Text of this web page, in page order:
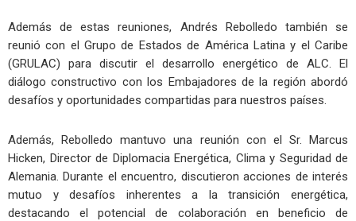
Además de estas reuniones, Andrés Rebolledo también se
reunió con el Grupo de Estados de América Latina y el Caribe
(GRULAC) para discutir el desarrollo energético de ALC. El
diálogo constructivo con los Embajadores de la región abordó
desafíos y oportunidades compartidas para nuestros países.
Además, Rebolledo mantuvo una reunión con el Sr. Marcus
Hicken, Director de Diplomacia Energética, Clima y Seguridad de
Alemania. Durante el encuentro, discutieron acciones de interés
mutuo y desafíos inherentes a la transición energética,
destacando el potencial de colaboración en beneficio de